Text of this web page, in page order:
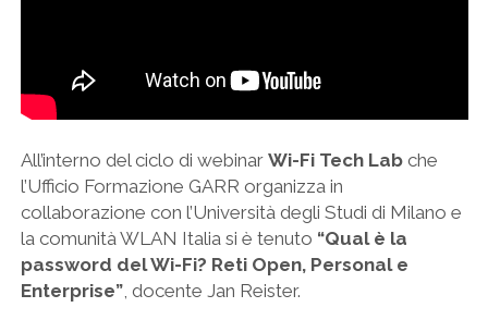
All’interno del ciclo di webinar Wi-Fi Tech Labche
l’Ufficio Formazione GARR organizza in
collaborazione con l’Università degli Studi di Milano e
la comunità WLAN Italia si è tenuto “Qual è la
password del Wi-Fi? Reti Open, Personal e
Enterprise”, docente Jan Reister.